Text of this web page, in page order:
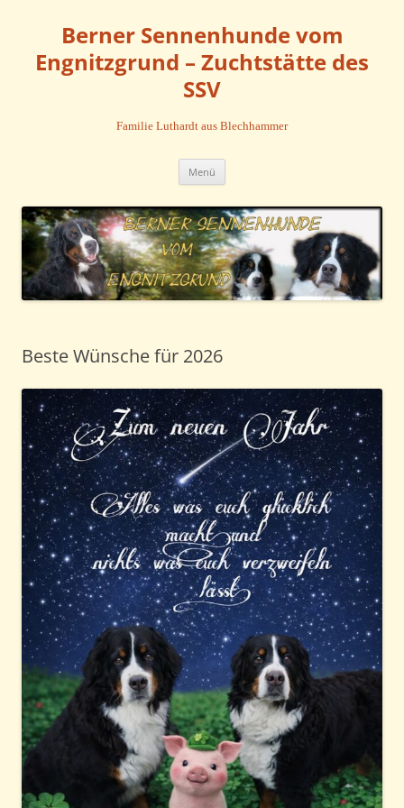
springenBerner Sennenhunde vom
Engnitzgrund – Zuchtstätte des
SSV
Familie Luthardt aus Blechhammer
Menü
Beste Wünsche für 2026